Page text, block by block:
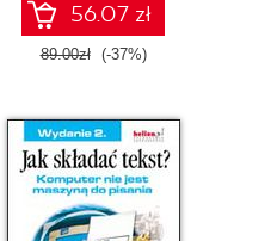
56.07 zł
89.00zł (-37%)